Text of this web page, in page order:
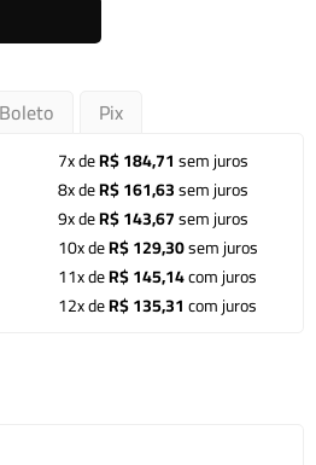
Boleto Pix
7x deR$ 184,71sem juros
8x deR$ 161,63sem juros
9x deR$ 143,67sem juros
10x deR$ 129,30sem juros
11x deR$ 145,14com juros
12x deR$ 135,31com juros